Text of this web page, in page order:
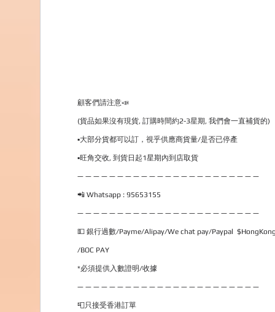
顧客們請注意📣
(貨品如果沒有現貨, 訂購時間約2-3星期, 我們會一直補貨的)
▪大部分貨都可以訂，視乎供應商貨量/是否已停產
▪旺角交收, 到貨日起1星期內到店取貨
— — — — — — — — — — — — — — — — — — — — — — —
📲 Whatsapp : 95653155
— — — — — — — — — — — — — — — — — — — — — — —
💵 銀行過數/Payme/Alipay/We chat pay/Paypal
/BOC PAY
*必須提供入數證明/收據
— — — — — — — — — — — — — — — — — — — — — — —
📮只接受香港訂單